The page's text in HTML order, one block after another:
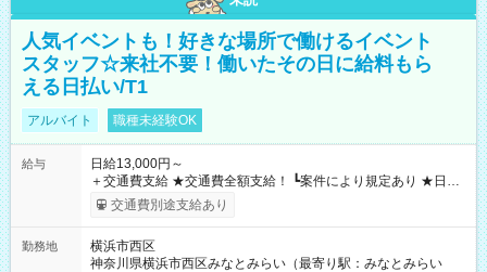
人気イベントも！好きな場所で働けるイベント
スタッフ☆来社不要！働いたその日に給料もら
える日払い/T1
アルバイト 職種未経験OK
給与
日給13,000円～
＋交通費支給 ★交通費全額支給！ ┗案件により規定あり ★日払
いOK！（規定あり） ┗働いたその日に現金GET♪ お仕事後はコ
ンビニATMから 日払い分を引き落とせます！ 【試用期間】試
交通費別途支給あり
勤務地
横浜市西区
神奈川県横浜市西区みなとみらい（最寄り駅：みなとみらい